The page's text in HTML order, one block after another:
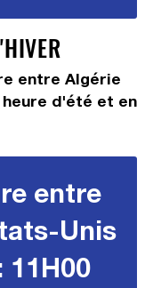
entre Algérie
d'été et en
entre
Unis
11H00